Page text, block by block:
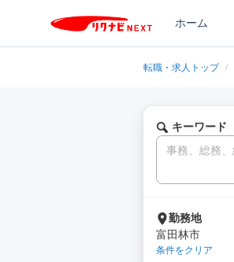
ホーム
転職・求人トップ /
キーワード
勤務地
富田林市
条件をクリア